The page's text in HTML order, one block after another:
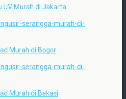
UV Murah di Jakarta
Murah di Bogor
Murah di Bekasi